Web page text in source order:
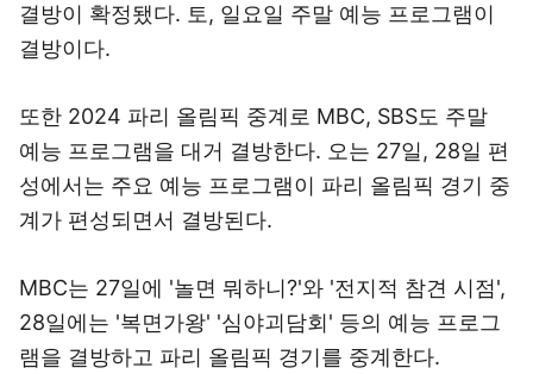
결방이 확정됐다. 토, 일요일 주말 예능 프로그램이
결방이다.
또한 2024 파리 올림픽 중계로 MBC, SBS도 주말
예능 프로그램을 대거 결방한다. 오는 27일, 28일 편
성에서는 주요 예능 프로그램이 파리 올림픽 경기 중
계가 편성되면서 결방된다.
MBC는 27일에 '놀면 뭐하니?'와 '전지적 참견 시점',
28일에는 '복면가왕' '심야괴담회' 등의 예능 프로그
램을 결방하고 파리 올림픽 경기를 중계한다.